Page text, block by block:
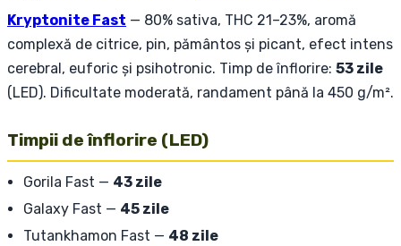
Kryptonite Fast — 80% sativa, THC 21–23%, aromă
complexă de citrice, pin, pământos și picant, efect intens
cerebral, euforic și psihotronic. Timp de înflorire: 53 zile
(LED). Dificultate moderată, randament până la 450 g/m².
Timpii de înflorire (LED)
Gorila Fast — 43 zile
Galaxy Fast — 45 zile
Tutankhamon Fast — 48 zile